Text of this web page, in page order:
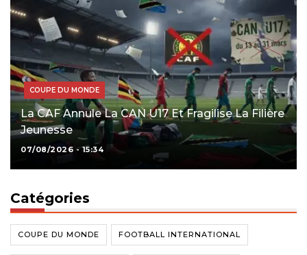
COUPE DU MONDE
La CAF Annule La CAN U17 Et Fragilise La Filière
Jeunesse
07/08/2026 - 15:34
Catégories
COUPE DU MONDE FOOTBALL INTERNATIONAL